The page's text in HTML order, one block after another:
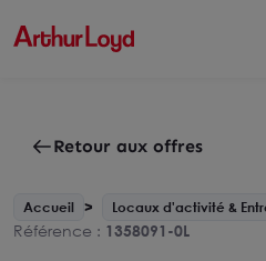
Retour aux offres
Accueil Locaux d'activité &
Référence : 1358091-0L